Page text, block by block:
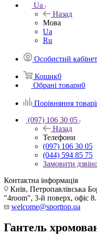
Ua
Назад
Мова
Ua
Ru
Особистий кабінет
Кошик0
Обрані товари0
Порівняння
(097) 106 30 05
Назад
Телефони
(097) 106 30 05
(044) 594 85 75
Замовити
Контактна інформація
Київ, Петропавлівська
"4room", 3-й поверх, офіс 8.
welcome@sporttop.ua
Гантель